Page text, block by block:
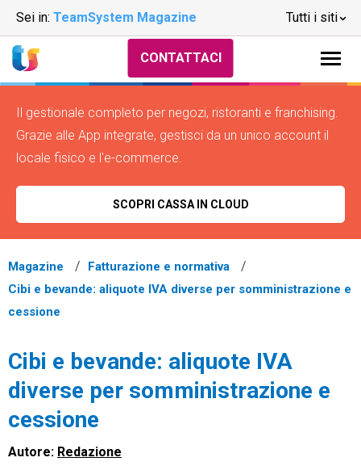
Sei in: TeamSystem Magazine Tutti i siti
CONTATTACI
Il gestionale completo per negozi, ristoranti e franchising.
Grazie alle App integrate, gestisci da un unico account il
locale fisico e l'e-commerce.
SCOPRI CASSA IN CLOUD
Magazine
Fatturazione e normativa
Cibi e bevande: aliquote IVA diverse per somministrazione e
cessione
Cibi e bevande: aliquote IVA
diverse per somministrazione e
cessione
Autore: Redazione